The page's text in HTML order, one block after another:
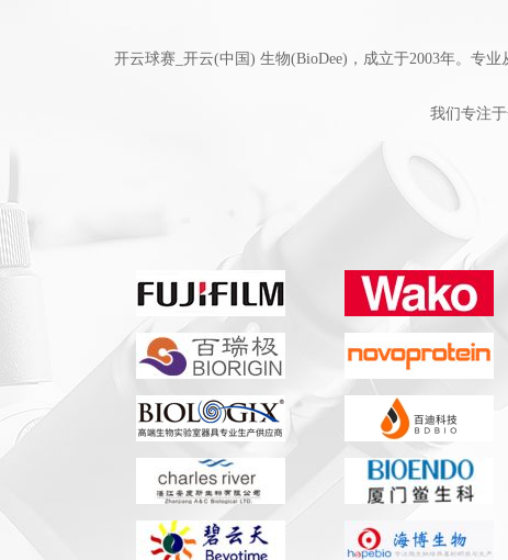
开云球赛_开云(中国) 生物(BioDee)，成立于2003年。专
我们专注